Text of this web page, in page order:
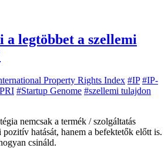
a legtöbbet a szellemi
Property Rights Index #IP #IP-
#Startup Genome #szellemi tulajdon
nemcsak a termék / szolgáltatás
hatását, hanem a befektetők előtt is.
csináld.